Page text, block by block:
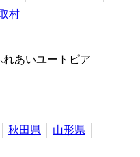
村
あいユートピア
秋田県
山形県